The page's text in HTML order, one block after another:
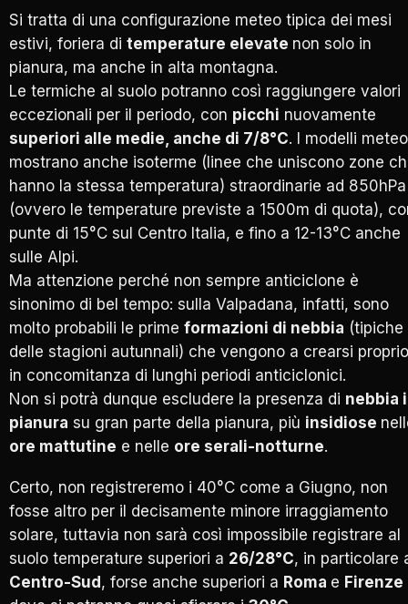
Si tratta di una configurazione meteo tipica dei mesi
estivi, foriera di temperature elevate non solo in
pianura, ma anche in alta montagna.
Le termiche al suolo potranno così raggiungere valori
eccezionali per il periodo, con picchi nuovamente
superiori alle medie, anche di 7/8°C. I modelli meteo
mostrano anche isoterme (linee che uniscono zone
hanno la stessa temperatura) straordinarie ad 850hPa
(ovvero le temperature previste a 1500m di quota),
punte di 15°C sul Centro Italia, e fino a 12-13°C anche
sulle Alpi.
Ma attenzione perché non sempre anticiclone è
sinonimo di bel tempo: sulla Valpadana, infatti, sono
molto probabili le prime formazioni di nebbia (tipiche
delle stagioni autunnali) che vengono a crearsi proprio
in concomitanza di lunghi periodi anticiclonici.
Non si potrà dunque escludere la presenza di nebbia
pianura su gran parte della pianura, più insidiose
ore mattutine e nelle ore serali-notturne.
Certo, non registreremo i 40°C come a Giugno, non
fosse altro per il decisamente minore irraggiamento
solare, tuttavia non sarà così impossibile registrare al
suolo temperature superiori a 26/28°C, in particolare
Centro-Sud , forse anche superiori a Roma e Firenze